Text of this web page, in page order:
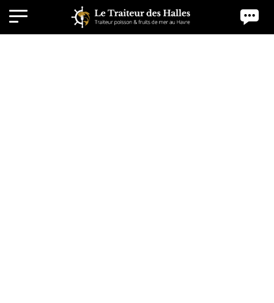
Panneau de gestion des cookies